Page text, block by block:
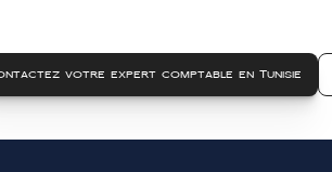
votre expert comptable en Tunisie